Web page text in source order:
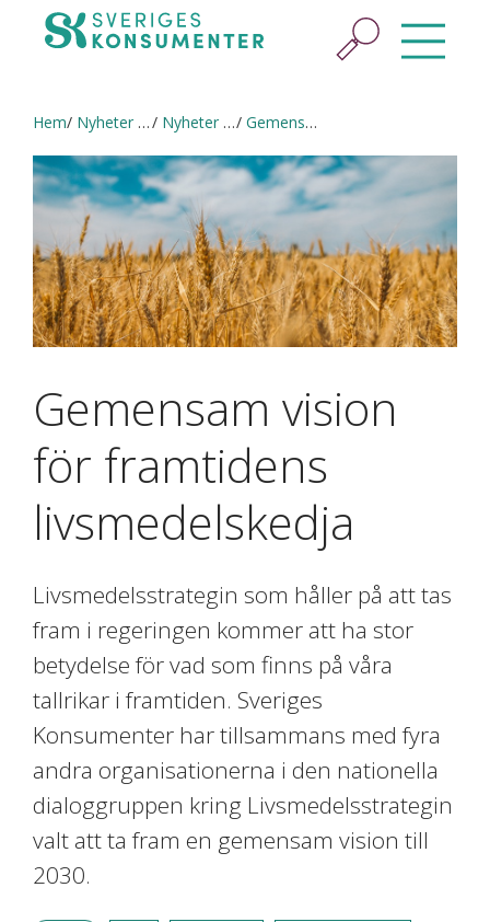
Hem Nyheter & press Nyheter och pressmeddelanden Gemensam vision för framtidens livsmedelskedja
Gemensam vision
för framtidens
livsmedelskedja
Livsmedelsstrategin som håller på att tas
fram i regeringen kommer att ha stor
betydelse för vad som finns på våra
tallrikar i framtiden. Sveriges
Konsumenter har tillsammans med fyra
andra organisationerna i den nationella
dialoggruppen kring Livsmedelsstrategin
valt att ta fram en gemensam vision till
2030.